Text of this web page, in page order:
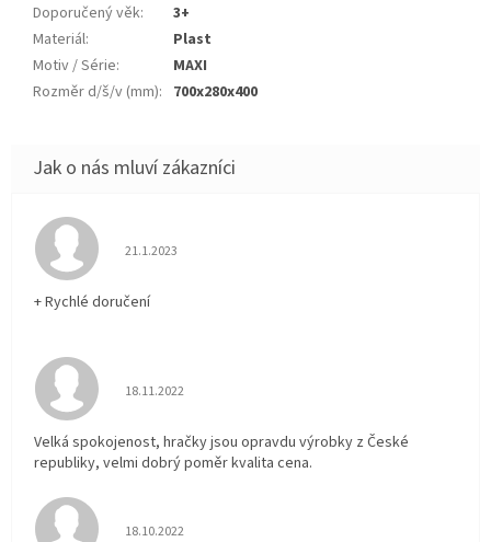
Doporučený věk:
3+
Materiál:
Plast
Motiv / Série:
MAXI
Rozměr d/š/v (mm): 700x280x400
Hodnocení obchodu je 5 z 5 hvězdiček.
21.1.2023
+ Rychlé doručení
Hodnocení obchodu je 5 z 5 hvězdiček.
18.11.2022
Velká spokojenost, hračky jsou opravdu výrobky z České
republiky, velmi dobrý poměr kvalita cena.
Hodnocení obchodu je 5 z 5 hvězdiček.
18.10.2022